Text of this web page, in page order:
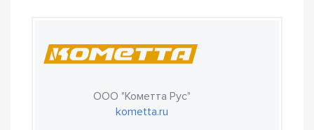
ООО "Кометта Рус"
kometta.ru